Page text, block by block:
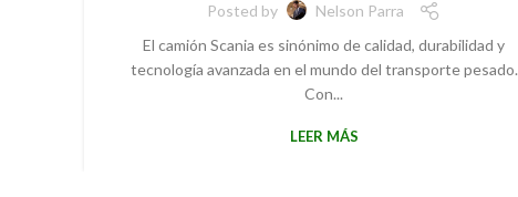
Posted by
Nelson Parra
El camión Scania es sinónimo de calidad, durabilidad y
tecnología avanzada en el mundo del transporte pesado.
Con...
LEER MÁS